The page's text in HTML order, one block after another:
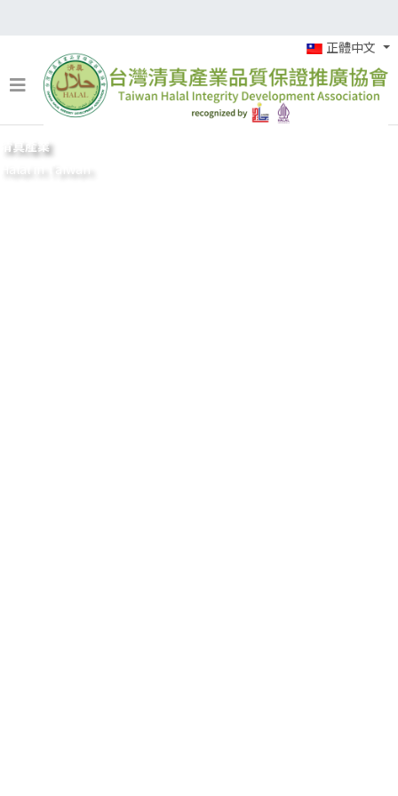
正體中文
清真產業
Halal in Taiwan